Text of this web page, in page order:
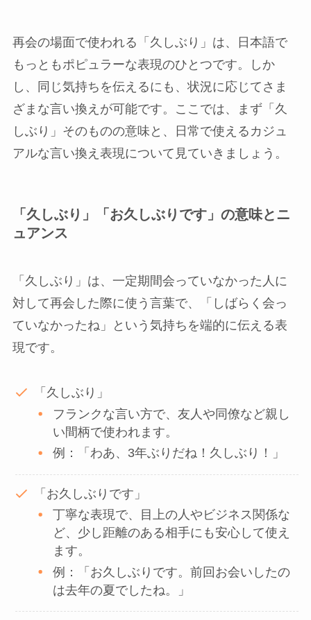
再会の場面で使われる「久しぶり」は、日本語で
もっともポピュラーな表現のひとつです。しか
し、同じ気持ちを伝えるにも、状況に応じてさま
ざまな言い換えが可能です。ここでは、まず「久
しぶり」そのものの意味と、日常で使えるカジュ
アルな言い換え表現について見ていきましょう。
「久しぶり」「お久しぶりです」の意味とニ
ュアンス
「久しぶり」は、一定期間会っていなかった人に
対して再会した際に使う言葉で、「しばらく会っ
ていなかったね」という気持ちを端的に伝える表
現です。
「久しぶり」
フランクな言い方で、友人や同僚など親し
い間柄で使われます。
例：「わあ、3年ぶりだね！久しぶり！」
「お久しぶりです」
丁寧な表現で、目上の人やビジネス関係な
ど、少し距離のある相手にも安心して使え
ます。
例：「お久しぶりです。前回お会いしたの
は去年の夏でしたね。」